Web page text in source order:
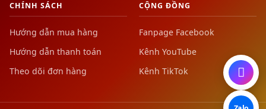
CHÍNH SÁCH
Hướng dẫn mua hàng
Hướng dẫn thanh toán
Theo dõi đơn hàng
CỘNG ĐỒNG
Fanpage Facebook
Kênh YouTube
Kênh TikTok